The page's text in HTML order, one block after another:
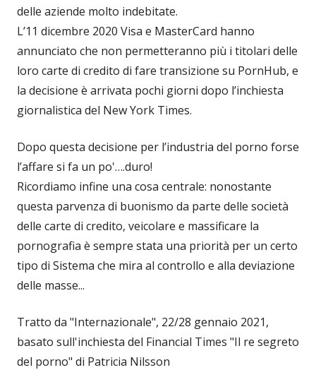
delle aziende molto indebitate.
L’11 dicembre 2020 Visa e MasterCard hanno
annunciato che non permetteranno più i titolari delle
loro carte di credito di fare transizione su PornHub, e
la decisione è arrivata pochi giorni dopo l’inchiesta
giornalistica del New York Times.
Dopo questa decisione per l’industria del porno forse
l’affare si fa un po'….duro!
Ricordiamo infine una cosa centrale: nonostante
questa parvenza di buonismo da parte delle società
delle carte di credito, veicolare e massificare la
pornografia è sempre stata una priorità per un certo
tipo di Sistema che mira al controllo e alla deviazione
delle masse...
Tratto da "Internazionale", 22/28 gennaio 2021,
basato sull'inchiesta del Financial Times "Il re segreto
del porno" di Patricia Nilsson